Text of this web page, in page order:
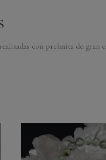
con prehnita de gran